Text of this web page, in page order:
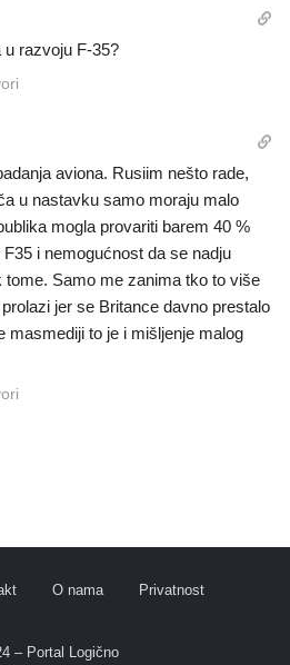
u razvoju F-35?
aviona. Rusiim nešto rade,
u nastavku samo moraju malo
mogla provariti barem 40 %
i nemogućnost da se nadju
tome. Samo me zanima tko to više
jer se Britance davno prestalo
masmediji to je i mišljenje malog
O nama Privatnost
– Portal Logično